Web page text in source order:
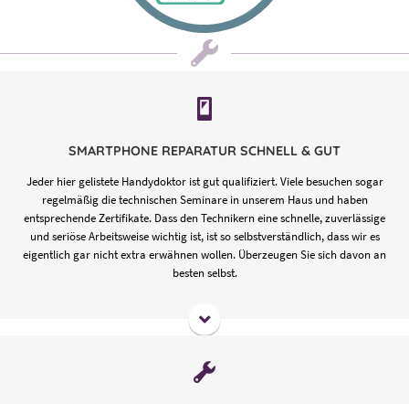
SMARTPHONE REPARATUR SCHNELL & GUT
Jeder hier gelistete Handydoktor ist gut qualifiziert. Viele besuchen sogar
regelmäßig die technischen Seminare in unserem Haus und haben
entsprechende Zertifikate. Dass den Technikern eine schnelle, zuverlässige
und seriöse Arbeitsweise wichtig ist, ist so selbstverständlich, dass wir es
eigentlich gar nicht extra erwähnen wollen. Überzeugen Sie sich davon an
besten selbst.
Schnelligkeit und Seriosität sind übrigens vielen Verbraucher bei
einer Handy-Reparatur wichtiger als der Preis. Der muss natürlich
nicht an erster Stelle.
Worauf legen Sie Wert, bei der Handy Reparatur? AufQualität?
Wollen Sie auf Nummer sicher gehen, dass Ihre Daten nicht „sonst
wo“landen und auch nicht zu viel bezahlen? Wollen Sie, dass
Preis-Leistungeinfach stimmen? Dann empfehlen wir Ihnen die auf
MeinMacher registrierten Smartphonemacher.
1. SCHNELLIGKEIT IST TRUMPF!
Je länger das Smartphone Feuchtigkeit ausgesetzt ist, umso größer